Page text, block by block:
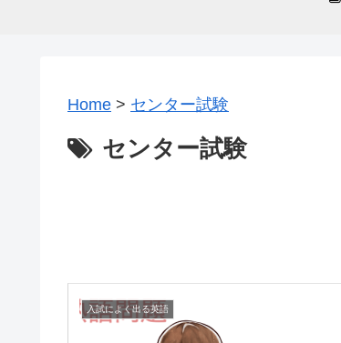
Home > センター試験
センター試験
入試によく出る英語